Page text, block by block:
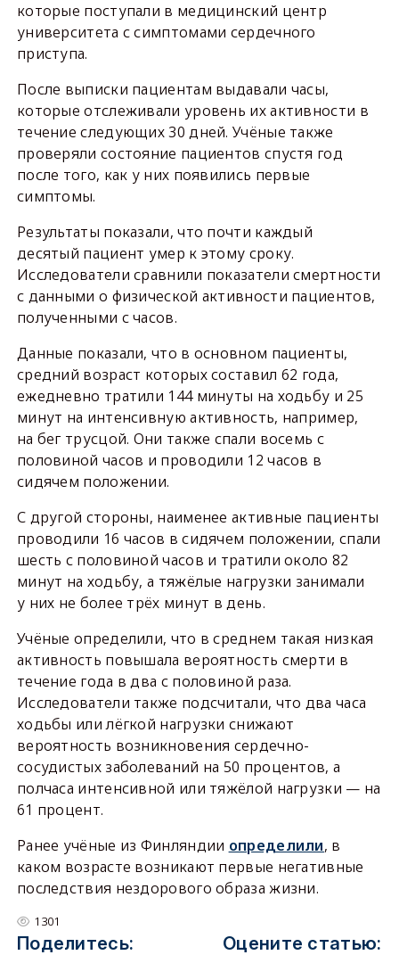
которые поступали в медицинский центр
университета с симптомами сердечного
приступа.
После выписки пациентам выдавали часы,
которые отслеживали уровень их активности в
течение следующих 30 дней. Учёные также
проверяли состояние пациентов спустя год
после того, как у них появились первые
симптомы.
Результаты показали, что почти каждый
десятый пациент умер к этому сроку.
Исследователи сравнили показатели смертности
с данными о физической активности пациентов,
полученными с часов.
Данные показали, что в основном пациенты,
средний возраст которых составил 62 года,
ежедневно тратили 144 минуты на ходьбу и 25
минут на интенсивную активность, например,
на бег трусцой. Они также спали восемь с
половиной часов и проводили 12 часов в
сидячем положении.
С другой стороны, наименее активные пациенты
проводили 16 часов в сидячем положении, спали
шесть с половиной часов и тратили около 82
минут на ходьбу, а тяжёлые нагрузки занимали
у них не более трёх минут в день.
Учёные определили, что в среднем такая низкая
активность повышала вероятность смерти в
течение года в два с половиной раза.
Исследователи также подсчитали, что два часа
ходьбы или лёгкой нагрузки снижают
вероятность возникновения сердечно-
сосудистых заболеваний на 50 процентов, а
полчаса интенсивной или тяжёлой нагрузки — на
61 процент.
Ранее учёные из Финляндии определили, в
каком возрасте возникают первые негативные
последствия нездорового образа жизни.
1301
Поделитесь: Оцените статью: